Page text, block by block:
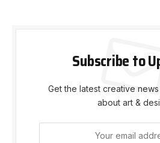
Subscribe to
Get the latest creative
about art &